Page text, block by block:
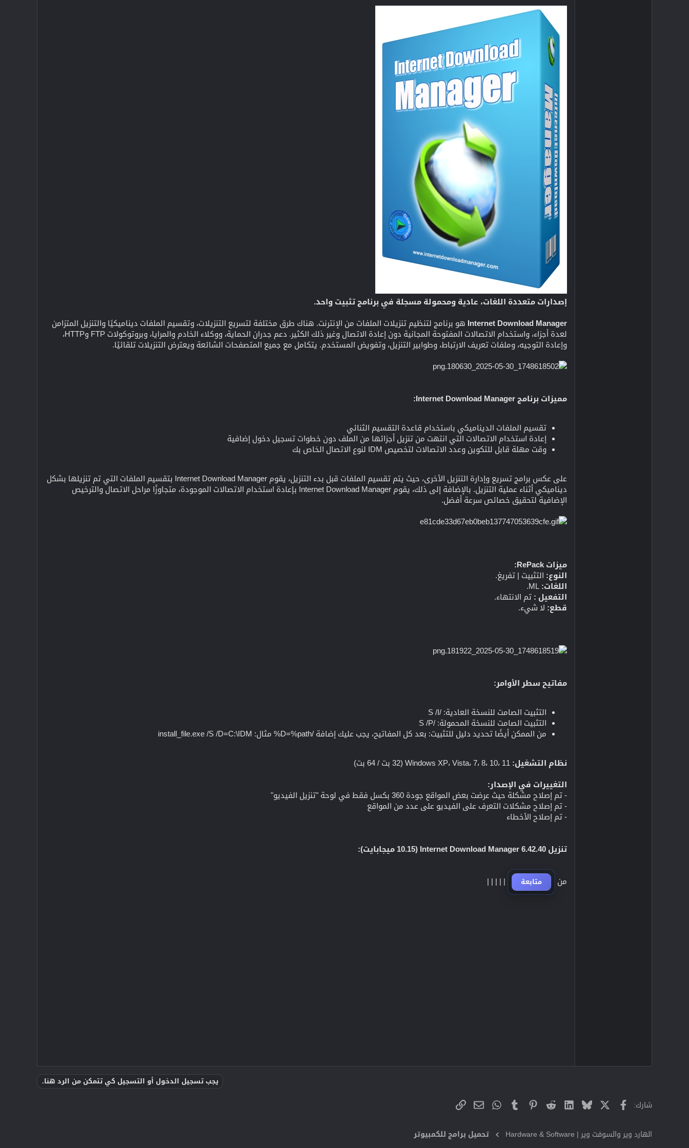
إصدارات متعددة اللغات، عادية ومحمولة مسجلة في برنامج تثبيت واحد.
Internet Download Manager هو برنامج لتنظيم تنزيلات الملفات من الإنترنت. هناك طرق مختلفة لتسريع التنزيلات، وتقسيم الملفات ديناميكيًا والتنزيل المتزامن
لعدة أجزاء، واستخدام الاتصالات المفتوحة المجانية دون إعادة الاتصال وغير ذلك الكثير. دعم جدران الحماية، ووكلاء الخادم والمرايا، وبروتوكولات FTP وHTTP،
وإعادة التوجيه، وملفات تعريف الارتباط، وطوابير التنزيل، وتفويض المستخدم. يتكامل مع جميع المتصفحات الشائعة ويعترض التنزيلات تلقائيًا.
مميزات برنامج Internet Download Manager:
تقسيم الملفات الديناميكي باستخدام قاعدة التقسيم الثنائي
إعادة استخدام الاتصالات التي انتهت من تنزيل أجزائها من الملف دون خطوات تسجيل دخول إضافية
وقت مهلة قابل للتكوين وعدد الاتصالات لتخصيص IDM لنوع الاتصال الخاص بك
على عكس برامج تسريع وإدارة التنزيل الأخرى، حيث يتم تقسيم الملفات قبل بدء التنزيل، يقوم Internet Download Manager بتقسيم الملفات التي تم تنزيلها بشكل
ديناميكي أثناء عملية التنزيل. بالإضافة إلى ذلك، يقوم Internet Download Manager بإعادة استخدام الاتصالات الموجودة، متجاوزًا مراحل الاتصال والترخيص
الإضافية لتحقيق خصائص سرعة أفضل.
ميزات RePack:
النوع: التثبيت | تفريغ.
اللغات:
التفعيل : تم الانتهاء.
قطع: لا شيء.
مفاتيح سطر الأوامر:
التثبيت الصامت للنسخة العادية: /S /I
التثبيت الصامت للنسخة المحمولة: /S /P
من الممكن أيضًا تحديد دليل للتثبيت: بعد كل المفاتيح، يجب عليك إضافة /D=%path% مثال: install_file.exe /S /D=C:\IDM
نظام التشغيل:
التغييرات في الإصدار:
- تم إصلاح مشكلة حيث عرضت بعض المواقع جودة 360 بكسل فقط في لوحة "تنزيل الفيديو"
- تم إصلاح مشكلات التعرف على الفيديو على عدد من المواقع
- تم إصلاح الأخطاء
تنزيل Internet Download Manager 6.42.40 (10.15 ميجابايت):
من متابعة |
|
|
|
|
يجب تسجيل الدخول أو التسجيل كي تتمكن من الرد هنا.
شارك: فيسبوك
X
Bluesky
LinkedIn
Reddit
Pinterest
Tumblr
WhatsAppالبريد الإلكتروني
الهارد وير والسوفت وير | Hardware & Software تحميل برامج للكمبيوتر